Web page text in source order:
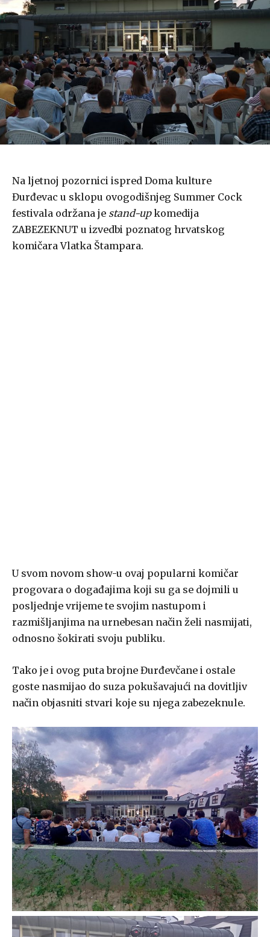
Na ljetnoj pozornici ispred Doma kulture
Đurđevac u sklopu ovogodišnjeg Summer Cock
festivala održana je stand-upkomedija
ZABEZEKNUT u izvedbi poznatog hrvatskog
komičara Vlatka Štampara.
U svom novom show-u ovaj popularni komičar
progovara o događajima koji su ga se dojmili u
posljednje vrijeme te svojim nastupom i
razmišljanjima na urnebesan način želi nasmijati,
odnosno šokirati svoju publiku.
Tako je i ovog puta brojne Đurđevčane i ostale
goste nasmijao do suza pokušavajući na dovitljiv
način objasniti stvari koje su njega zabezeknule.